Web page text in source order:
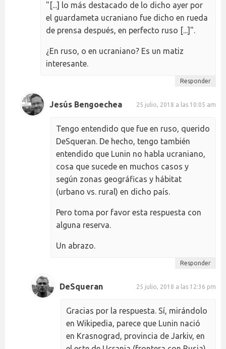
"[...] lo más destacado de lo dicho ayer por
el guardameta ucraniano fue dicho en rueda
de prensa después, en perfecto ruso [...]".
¿En ruso, o en ucraniano? Es un matiz
interesante.
Responder
Jesús Bengoechea 25 julio, 2018 a las 10:05 am
Tengo entendido que fue en ruso, querido
DeSqueran. De hecho, tengo también
entendido que Lunin no habla ucraniano,
cosa que sucede en muchos casos y
según zonas geográficas y hábitat
(urbano vs. rural) en dicho país.
Pero toma por favor esta respuesta con
alguna reserva.
Un abrazo.
Responder
DeSqueran 25 julio, 2018 a las 12:36 pm
Gracias por la respuesta. Sí, mirándolo
en Wikipedia, parece que Lunin nació
en Krasnograd, provincia de Jarkiv, en